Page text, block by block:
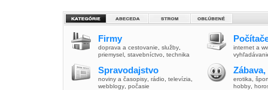
Firmy
doprava a cestovanie služby
priemysel stavebníctvo technika
Spravodajstvo
noviny a časopisy rádio televízia
webblogy počasie
internet a
erotika
hobby